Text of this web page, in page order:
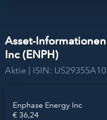
Asset-
Inc (ENPH)
Aktie | ISIN:
Enphase Energy Inc
€ 36,24